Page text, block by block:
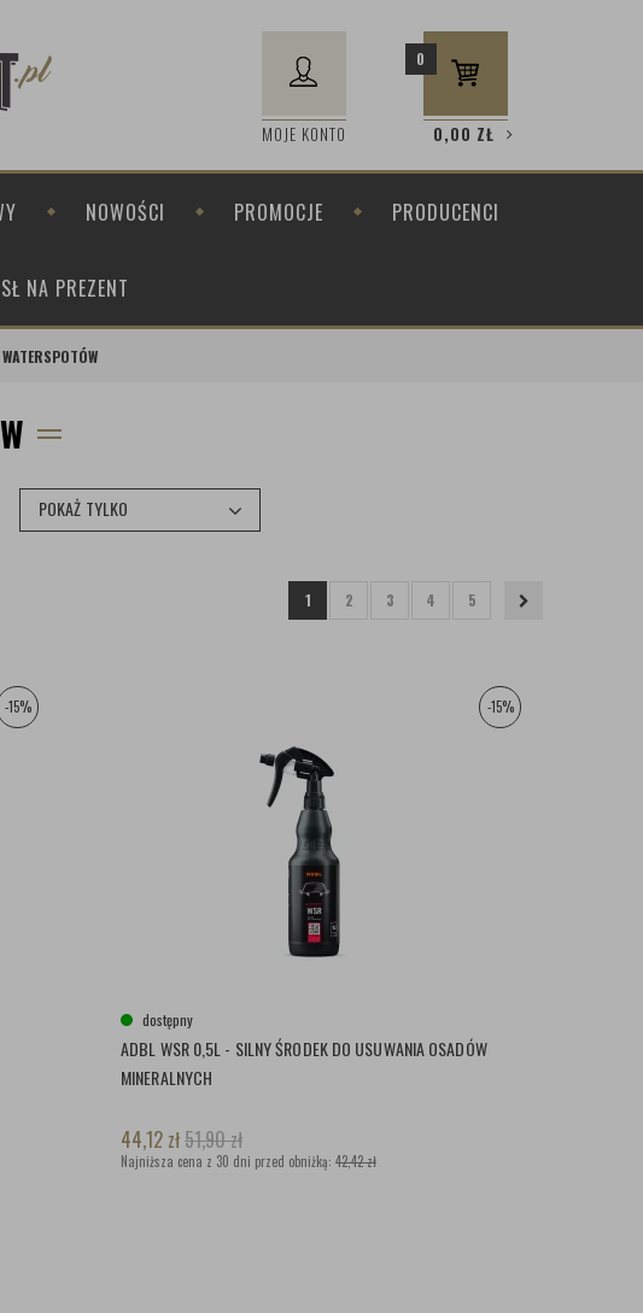
MOJE KONTO
0
0,00 ZŁ
NOWOŚCI PROMOCJE PRODUCENCI
NA PREZENT
POKAŻ TYLKO
1 2 3 4 5
-15% -15%
dostępny
ADBL WSR 0,5L - SILNY ŚRODEK DO USUWANIA OSADÓW
MINERALNYCH
44,12 zł51,90zł
Najniższa cena z 30 dni przed obniżką: 42,42 zł